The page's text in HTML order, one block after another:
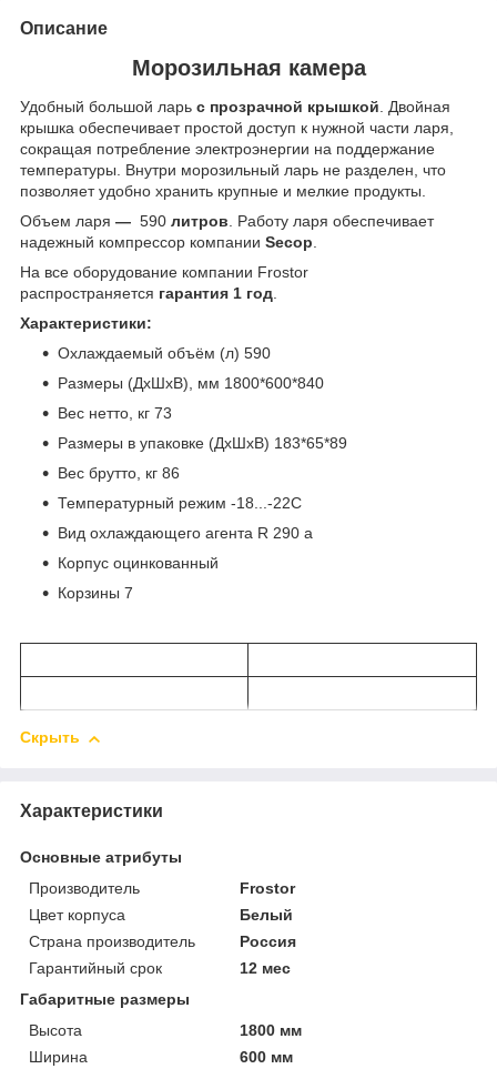
Описание
Морозильная камера
Удобный большой ларь с прозрачной крышкой. Двойная
крышка обеспечивает простой доступ к нужной части ларя,
сокращая потребление электроэнергии на поддержание
температуры. Внутри морозильный ларь не разделен, что
позволяет удобно хранить крупные и мелкие продукты.
Объем ларя — 590 литров. Работу ларя обеспечивает
надежный компрессор компании Secop.
На все оборудование компании Frostor
распространяется гарантия 1 год.
Характеристики:
Охлаждаемый объём (л) 590
Размеры (ДхШхВ), мм 1800*600*840
Вес нетто, кг 73
Размеры в упаковке (ДхШхВ) 183*65*89
Вес брутто, кг 86
Температурный режим -18...-22С
Вид охлаждающего агента R 290 a
Корпус оцинкованный
Корзины 7
Скрыть
Характеристики
Основные атрибуты
Производитель
Frostor
Цвет корпуса
Белый
Страна производитель
Россия
Гарантийный срок
12 мес
Габаритные размеры
Высота
1800 мм
Ширина
600 мм